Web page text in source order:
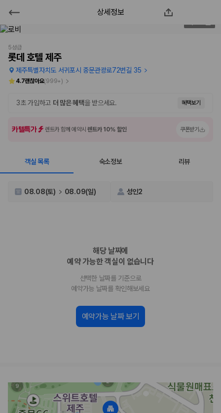
롯데 호텔 제주
2000만 이용고객이 선택한 제주 렌트카 가격비교 플랫폼
제주렌트카 가격비교는 카모아에서 한 번에
제주도 렌트카는 업체마다 차량 가격, 보험 조건, 면책금, 보상 한도, 인수
장소, 취소 규정이 다릅니다. 카모아는 여러 제주 렌트카 업체의 조건을 한
경차, 소형, 준중형, 중형, SUV, 승합차 등 여행
인원에 맞는 차종별 가격을 비교합니다.
제주공항 인수 조건 비교: 셔틀 이동, 인수 위치, 반납 편의성을 함께
비교 후 원하는 차량을 바로 예약할 수 있습니다.
제주렌트카 실시간 가격비교 바로가기
제주렌트카 최저가는 차량 기본요금만으로 판단하기 어렵습니다. 보험 포
함 여부, 면책금, 보상 한도, 옵션 비용, 취소 수수료를 함께 확인해야 실제
로 저렴한 차량을 고를 수 있습니다.
상세정보
5성급
롯데 호텔 제주
제주특별자치도 서귀포시 중문관광로72번길 35
4.7괜찮아요(999+)
3초 가입하고 더 많은 혜택을 받으세요. 혜택보기
카텔특가 렌트카 함께 예약시렌트카 10% 할인 쿠폰받기
객실 목록 숙소정보 리뷰
08.08(토) 08.09(일) 성인2
해당 날짜에
예약 가능한 객실이 없습니다
선택한 날짜를 기준으로
예약가능 날짜를 확인해보세요
예약가능 날짜 보기